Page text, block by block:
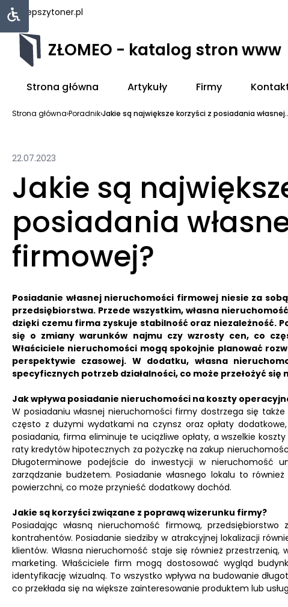
najlepszytoner.pl
ZŁOMEO - katalog stron www
Strona główna Artykuły Firmy
Strona główna›Poradnik›Jakie są największe korzyści z posiadania
22.07.2023
Jakie są
posiadania
firmowej?
Posiadanie własnej nieruchomości firmowej niesie za
przedsiębiorstwa. Przede wszystkim, własna
dzięki czemu firma zyskuje stabilność oraz niezależność.
się o zmiany warunków najmu czy wzrosty cen, co
Właściciele nieruchomości mogą spokojnie planować
perspektywie czasowej. W dodatku, własna
specyficznych potrzeb działalności, co może przełożyć
Jak wpływa posiadanie nieruchomości na koszty
W posiadaniu własnej nieruchomości firmy dostrzega się
często z dużymi wydatkami na czynsz oraz opłaty
posiadania, firma eliminuje te uciążliwe opłaty, a wszelkie
raty kredytów hipotecznych za pożyczkę na zakup
Długoterminowe podejście do inwestycji w nieruchomość
zarządzanie budżetem. Posiadanie własnego lokalu to
powierzchni, co może przynieść dodatkowy dochód.
Jakie są korzyści związane z poprawą wizerunku firmy?
Posiadając własną nieruchomość firmową,
kontrahentów. Posiadanie siedziby w atrakcyjnej lokalizacji
klientów. Własna nieruchomość staje się również
marketing. Właściciele firm mogą dostosować wygląd
identyfikację wizualną. To wszystko wpływa na budowanie
co przekłada się na większe zainteresowanie produktem lub